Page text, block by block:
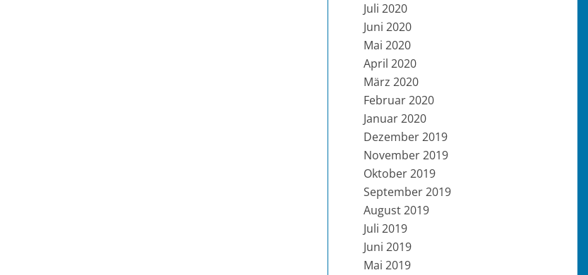
Juli 2020
Juni 2020
Mai 2020
April 2020
März 2020
Februar 2020
Januar 2020
Dezember 2019
November 2019
Oktober 2019
September 2019
August 2019
Juli 2019
Juni 2019
Mai 2019